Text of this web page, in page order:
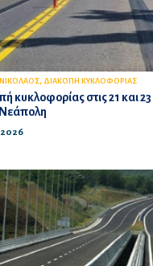
, ΔΙΑΚΟΠΗ ΚΥΚΛΟΦΟΡΙΑΣ
κυκλοφορίας στις 21 και 23
Νεάπολη